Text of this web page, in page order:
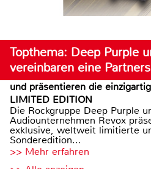
Topthema: Deep Purple
vereinbaren eine
und präsentieren die
LIMITED EDITION
Die Rockgruppe Deep Purple
Audiounternehmen Revox
exklusive, weltweit limitierte
Sonderedition...
>> Mehr erfahren